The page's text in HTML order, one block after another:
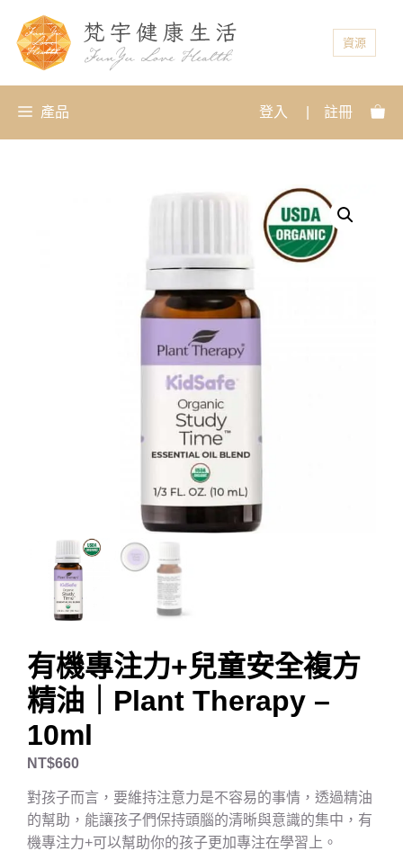
資源
產品 登入 註冊
有機專注力+兒童安全複方
精油｜Plant Therapy –
10ml
NT$660
對孩子而言，要維持注意力是不容易的事情，透過精油
的幫助，能讓孩子們保持頭腦的清晰與意識的集中，有
機專注力+可以幫助你的孩子更加專注在學習上。